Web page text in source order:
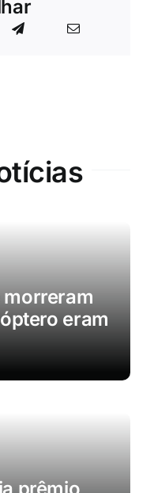
morreram
eram